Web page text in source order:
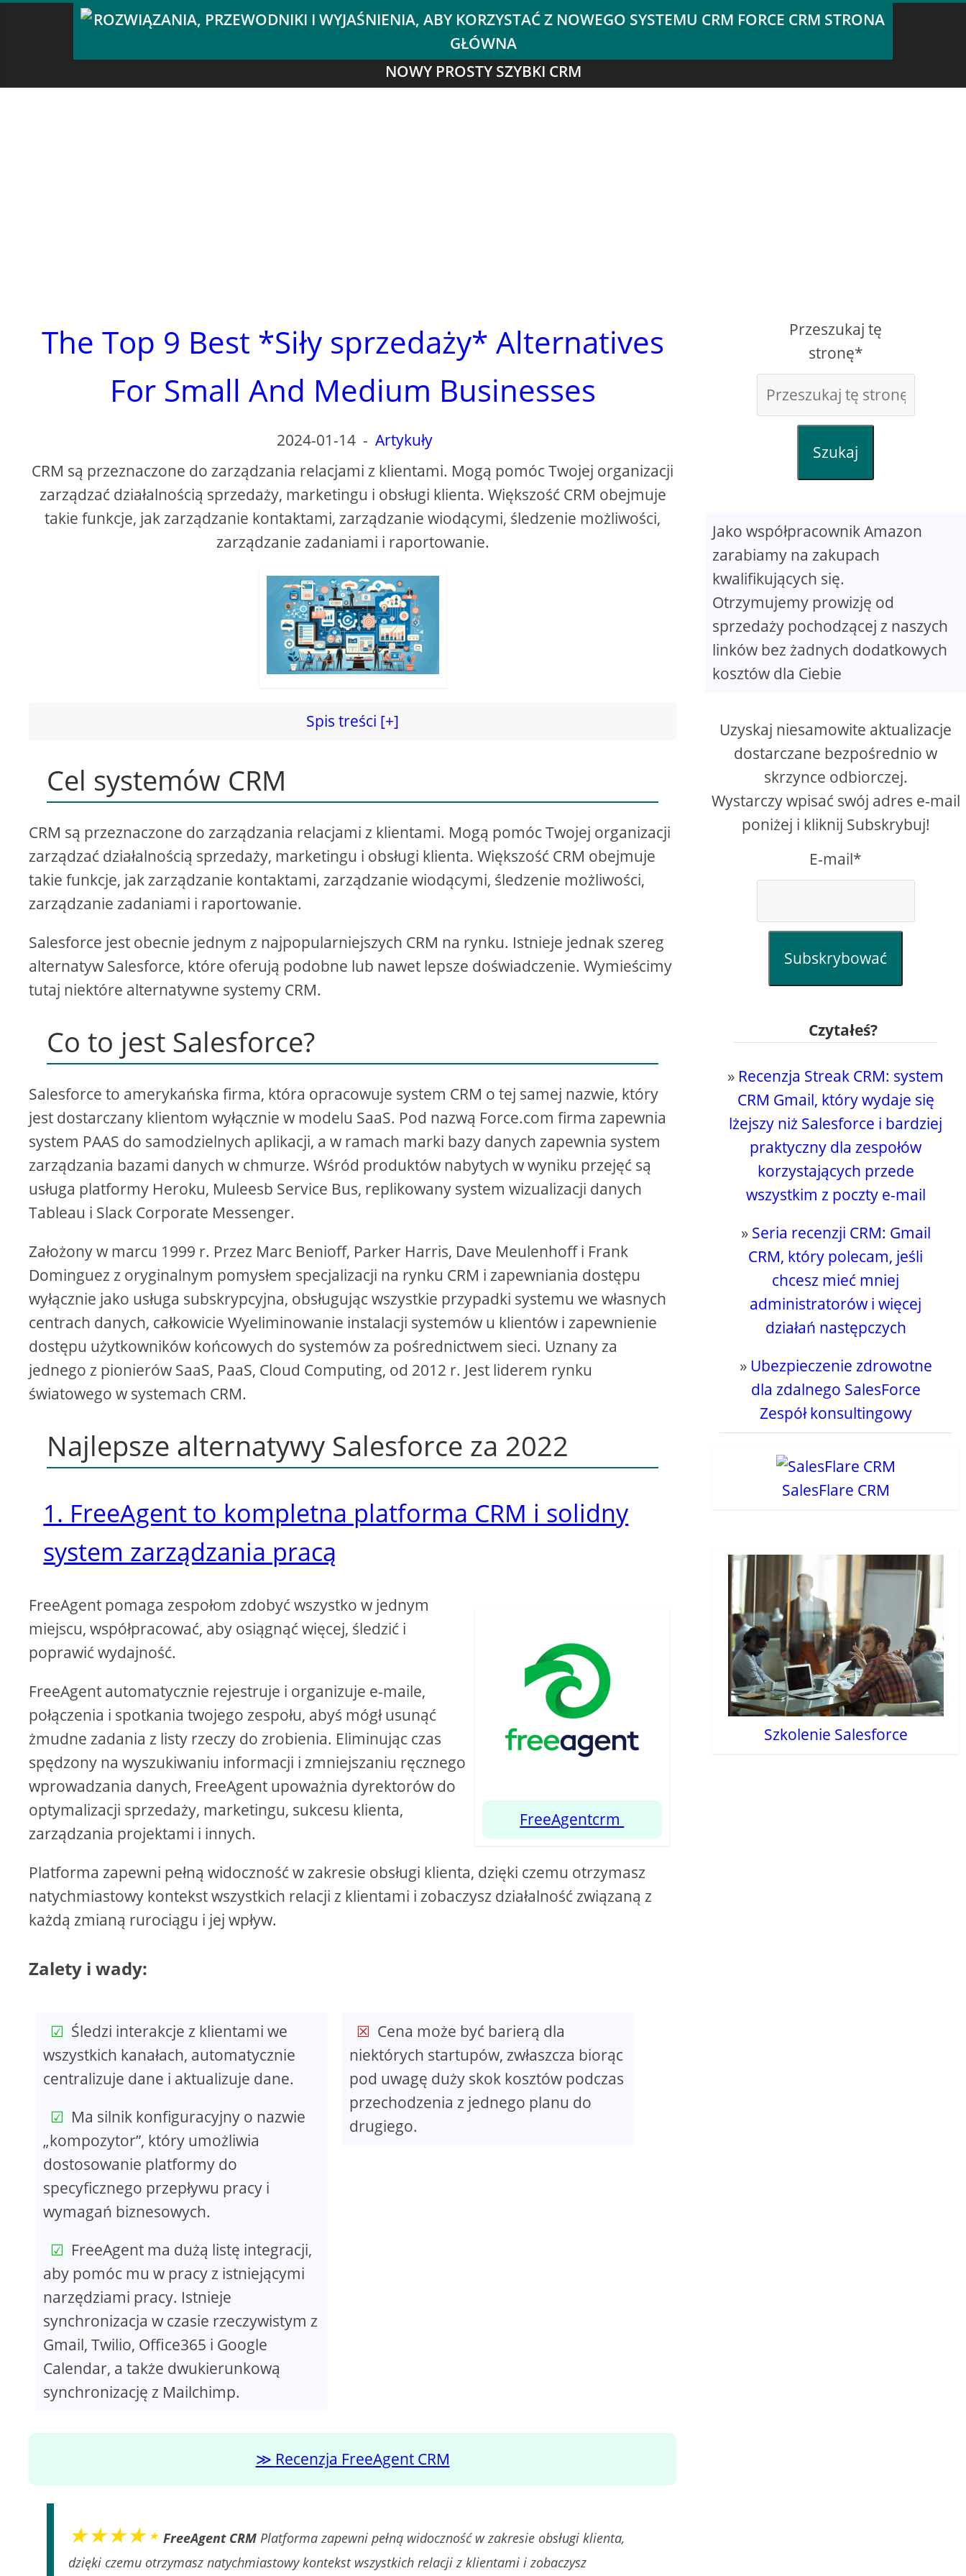
NOWY PROSTY SZYBKI CRM
The Top 9 Best *Siły sprzedaży* Alternatives
For Small And Medium Businesses
2024-01-14- Artykuły
CRM są przeznaczone do zarządzania relacjami z klientami. Mogą pomóc Twojej organizacji
zarządzać działalnością sprzedaży, marketingu i obsługi klienta. Większość CRM obejmuje
takie funkcje, jak zarządzanie kontaktami, zarządzanie wiodącymi, śledzenie możliwości,
zarządzanie zadaniami i raportowanie.
Spis treści [+]
Cel systemów CRM
CRM są przeznaczone do zarządzania relacjami z klientami. Mogą pomóc Twojej organizacji
zarządzać działalnością sprzedaży, marketingu i obsługi klienta. Większość CRM obejmuje
takie funkcje, jak zarządzanie kontaktami, zarządzanie wiodącymi, śledzenie możliwości,
zarządzanie zadaniami i raportowanie.
Salesforce jest obecnie jednym z najpopularniejszych CRM na rynku. Istnieje jednak szereg
alternatyw Salesforce, które oferują podobne lub nawet lepsze doświadczenie. Wymieścimy
tutaj niektóre alternatywne systemy CRM.
Co to jest Salesforce?
Salesforce to amerykańska firma, która opracowuje system CRM o tej samej nazwie, który
jest dostarczany klientom wyłącznie w modelu SaaS. Pod nazwą Force.com firma zapewnia
system PAAS do samodzielnych aplikacji, a w ramach marki bazy danych zapewnia system
zarządzania bazami danych w chmurze. Wśród produktów nabytych w wyniku przejęć są
usługa platformy Heroku, Muleesb Service Bus, replikowany system wizualizacji danych
Tableau i Slack Corporate Messenger.
Założony w marcu 1999 r. Przez Marc Benioff, Parker Harris, Dave Meulenhoff i Frank
Dominguez z oryginalnym pomysłem specjalizacji na rynku CRM i zapewniania dostępu
wyłącznie jako usługa subskrypcyjna, obsługując wszystkie przypadki systemu we własnych
centrach danych, całkowicie Wyeliminowanie instalacji systemów u klientów i zapewnienie
dostępu użytkowników końcowych do systemów za pośrednictwem sieci. Uznany za
jednego z pionierów SaaS, PaaS, Cloud Computing, od 2012 r. Jest liderem rynku
światowego w systemach CRM.
Najlepsze alternatywy Salesforce za 2022
1. FreeAgent to kompletna platforma CRM i solidny
system zarządzania pracą
FreeAgentcrm
FreeAgent pomaga zespołom zdobyć wszystko w jednym
miejscu, współpracować, aby osiągnąć więcej, śledzić i
poprawić wydajność.
FreeAgent automatycznie rejestruje i organizuje e-maile,
połączenia i spotkania twojego zespołu, abyś mógł usunąć
żmudne zadania z listy rzeczy do zrobienia. Eliminując czas
spędzony na wyszukiwaniu informacji i zmniejszaniu ręcznego
wprowadzania danych, FreeAgent upoważnia dyrektorów do
optymalizacji sprzedaży, marketingu, sukcesu klienta,
zarządzania projektami i innych.
Platforma zapewni pełną widoczność w zakresie obsługi klienta, dzięki czemu otrzymasz
natychmiastowy kontekst wszystkich relacji z klientami i zobaczysz działalność związaną z
każdą zmianą rurociągu i jej wpływ.
Zalety i wady:
Śledzi interakcje z klientami we
wszystkich kanałach, automatycznie
centralizuje dane i aktualizuje dane.
Ma silnik konfiguracyjny o nazwie
„kompozytor”, który umożliwia
dostosowanie platformy do
specyficznego przepływu pracy i
wymagań biznesowych.
FreeAgent ma dużą listę integracji,
aby pomóc mu w pracy z istniejącymi
narzędziami pracy. Istnieje
synchronizacja w czasie rzeczywistym z
Gmail, Twilio, Office365 i Google
Calendar, a także dwukierunkową
synchronizację z Mailchimp.
Cena może być barierą dla
niektórych startupów, zwłaszcza biorąc
pod uwagę duży skok kosztów podczas
przechodzenia z jednego planu do
drugiego.
Recenzja FreeAgent CRM
★★★★⋆ FreeAgent CRM Platforma zapewni pełną widoczność w zakresie obsługi klienta,
dzięki czemu otrzymasz natychmiastowy kontekst wszystkich relacji z klientami i zobaczysz
Przeszukaj tę
stronę*
Szukaj
Jako współpracownik Amazon
zarabiamy na zakupach
kwalifikujących się.
Otrzymujemy prowizję od
sprzedaży pochodzącej z naszych
linków bez żadnych dodatkowych
kosztów dla Ciebie
Uzyskaj niesamowite aktualizacje
dostarczane bezpośrednio w
skrzynce odbiorczej.
Wystarczy wpisać swój adres e-mail
poniżej i kliknij Subskrybuj!
E-mail*
Subskrybować
Czytałeś?
» Recenzja Streak CRM: system
CRM Gmail, który wydaje się
lżejszy niż Salesforce i bardziej
praktyczny dla zespołów
korzystających przede
wszystkim z poczty e-mail
» Seria recenzji CRM: Gmail
CRM, który polecam, jeśli
chcesz mieć mniej
administratorów i więcej
działań następczych
» Ubezpieczenie zdrowotne
dla zdalnego SalesForce
Zespół konsultingowy
SalesFlare CRM
Szkolenie Salesforce